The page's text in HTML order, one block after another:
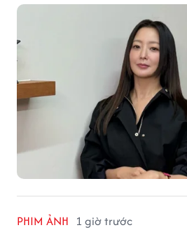
PHIM ẢNH 1 giờ trước